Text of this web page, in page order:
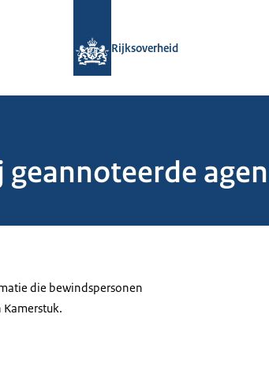
Rijksoverheid
die bewindspersonen